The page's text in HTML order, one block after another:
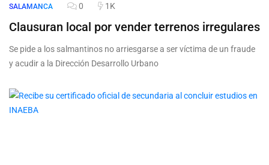
SALAMANCA 0 1K
Clausuran local por vender terrenos irregulares
Se pide a los salmantinos no arriesgarse a ser víctima de un fraude
y acudir a la Dirección Desarrollo Urbano